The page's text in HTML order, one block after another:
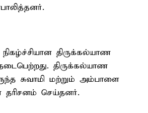
நிகழ்ச்சியான திருக்கல்யாண
திருக்கல்யாண
சுவாமி மற்றும் அம்பாளை
தரிசனம் செய்தனர்.